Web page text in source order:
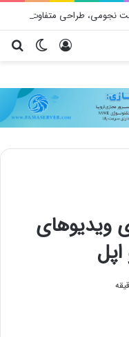
اولین گوشی تاشوی اپل در راه است؛ قیمت نجومی، طراحی متفاوت و زمان رونمایی احتمالی
تغییر ورود
ویدیوهای